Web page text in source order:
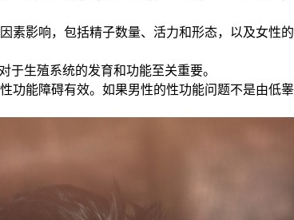
影响，包括精子数量、活力和形态，以及女性的
生殖系统的发育和功能至关重要。
能障碍有效。如果男性的性功能问题不是由低